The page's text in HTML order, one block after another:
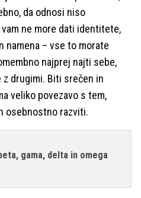
da odnosi niso
ne more dati identitete,
namena – vse to morate
najprej najti sebe,
drugimi. Biti srečen in
veliko povezavo s tem,
osebnostno razviti.
gama, delta in omega